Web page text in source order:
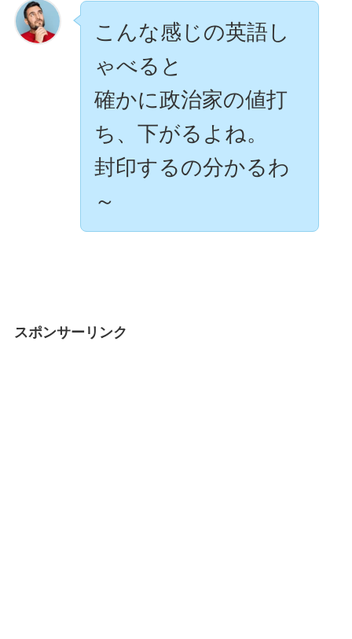
こんな感じの英語し
ゃべると
確かに政治家の値打
ち、下がるよね。
封印するの分かるわ
～
スポンサーリンク